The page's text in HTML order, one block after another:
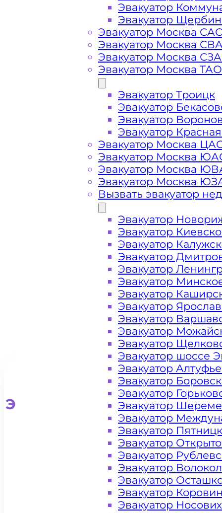
Стоимость
услуг
эвакуатора в
деревне
Новая
Эвакуатор для легковых
Эвакуатор
Эвакуатор
Эвакуатор Москва
Эвакуатор Москва
Эвакуатор Москва
Эвакуатор Москва ТАО
Эвакуатор Троицк
Эвакуатор
Эвакуатор
Эвакуатор
Эвакуатор Москва
Эвакуатор Москва
Эвакуатор Москва
Эвакуатор Москва
Вызвать эвакуатор
Эвакуатор
Эвакуатор
Эвакуатор
Эвакуатор
Эвакуатор
Эвакуатор
Эвакуатор
Эвакуатор
Эвакуатор
Эвакуатор
Эвакуатор
Эвакуатор шоссе
Эвакуатор
Эвакуатор
Эвакуатор
Эвакуатор
Эвакуатор
Эвакуатор
Эвакуатор
Эвакуатор
Эвакуатор
Эвакуатор
Эвакуатор
Эвакуатор